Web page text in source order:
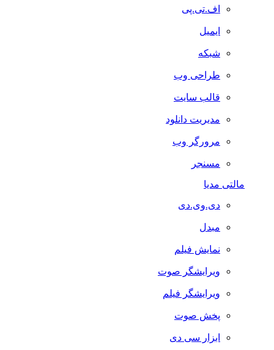
اف.تی.پی
ایمیل
شبکه
طراحی وب
قالب سایت
مدیریت دانلود
مرورگر وب
مسنجر
مالتی مدیا
دی.وی.دی
مبدل
نمایش فیلم
ویرایشگر صوت
ویرایشگر فیلم
پخش صوت
ابزار سی دی